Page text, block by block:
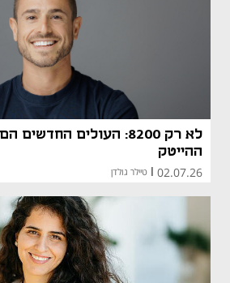
לא רק 8200: העולים
ההייטק
02.07.26 טיילר גולדן